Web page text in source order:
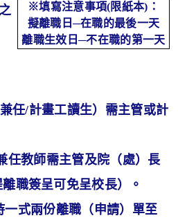
※填寫注意事項(限紙本)：
擬離職日─在職的最後一天
離職生效 日─不在職的第一天
任/計畫工讀生）需主管或計
任教師需主管及院（處）長
職簽呈可免呈校長）。
一式兩份離職（申請）單至